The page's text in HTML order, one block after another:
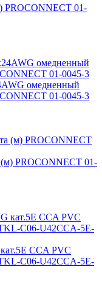
PROCONNECT 01-
омедненный
01-0045-3
PROCONNECT 01-
ССA PVC
C06-U42CCA-5E-